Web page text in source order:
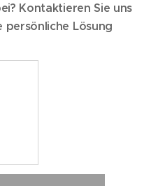
Kontaktieren Sie uns
persönliche Lösung